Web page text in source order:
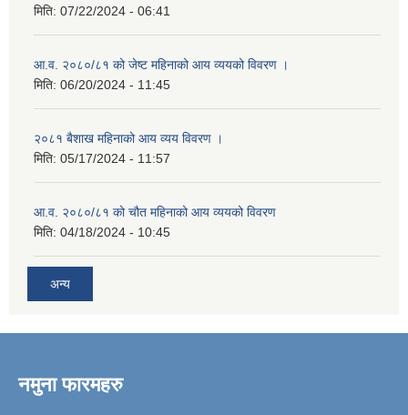
मिति: 07/22/2024 - 06:41
आ.व. २०८०/८१ को जेष्ट महिनाको आय व्ययको विवरण ।
मिति: 06/20/2024 - 11:45
२०८१ बैशाख महिनाको आय व्यय विवरण ।
मिति: 05/17/2024 - 11:57
आ.व. २०८०/८१ को चौत महिनाको आय व्ययको विवरण
मिति: 04/18/2024 - 10:45
अन्य
नमुना फारमहरु